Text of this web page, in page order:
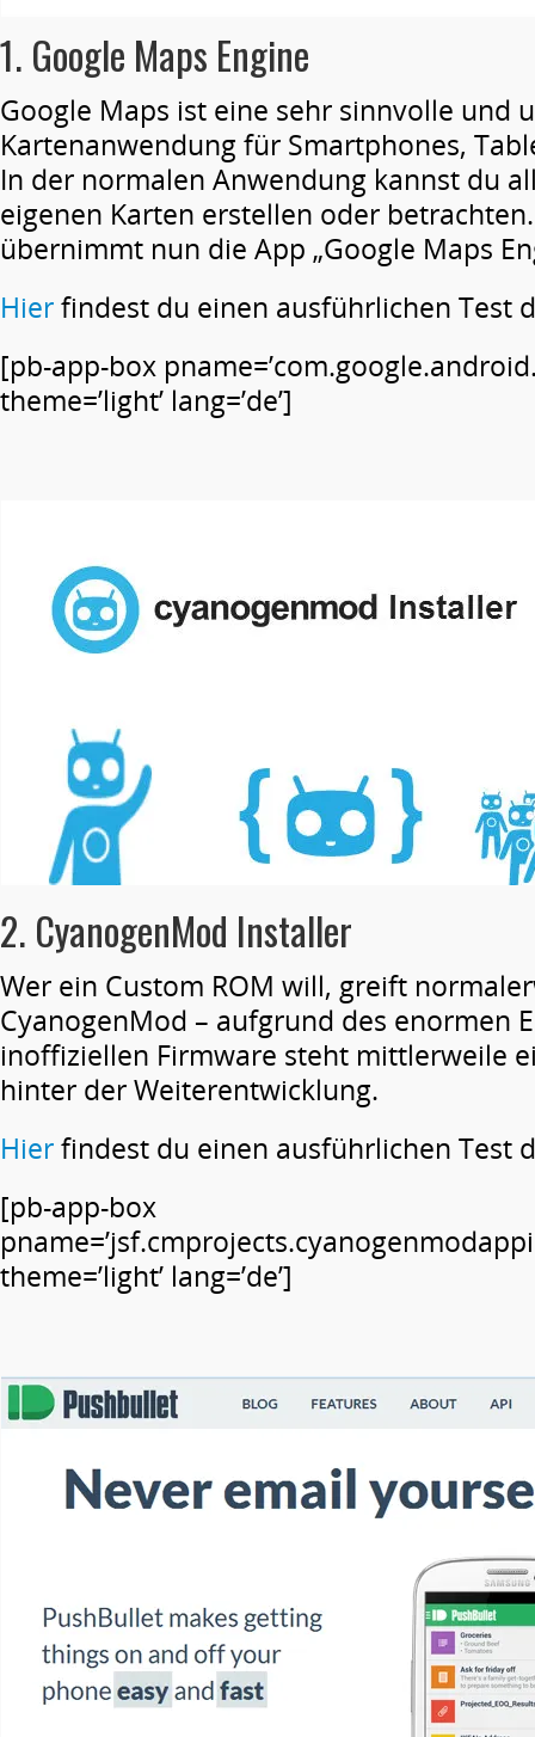
1. Google Maps Engine
Google Maps ist eine sehr sinnvolle und
Kartenanwendung für Smartphones,
In der normalen Anwendung kannst du
eigenen Karten erstellen oder
übernimmt nun die App „Google Maps
Hierfindest du einen ausführlichen Test
[pb-app-box
theme=’light’ lang=’de’]
2. CyanogenMod Installer
Wer ein Custom ROM will, greift
CyanogenMod – aufgrund des enormen
inoffiziellen Firmware steht mittlerweile
hinter der Weiterentwicklung.
Hierfindest du einen ausführlichen Test
[pb-app-box
theme=’light’ lang=’de’]